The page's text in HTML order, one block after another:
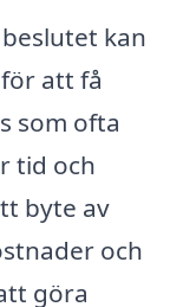
kan
att få
som ofta
tid och
byte av
och
göra